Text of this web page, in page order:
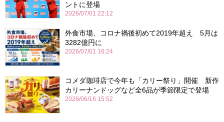
ントに登場
2026/07/01 22:12
外食市場、コロナ禍後初めて2019年超え 5月は
3282億円に
2026/07/01 16:24
コメダ珈琲店で今年も「カリー祭り」開催 新作
カリーナンドッグなど全6品が季節限定で登場
2026/06/16 15:52